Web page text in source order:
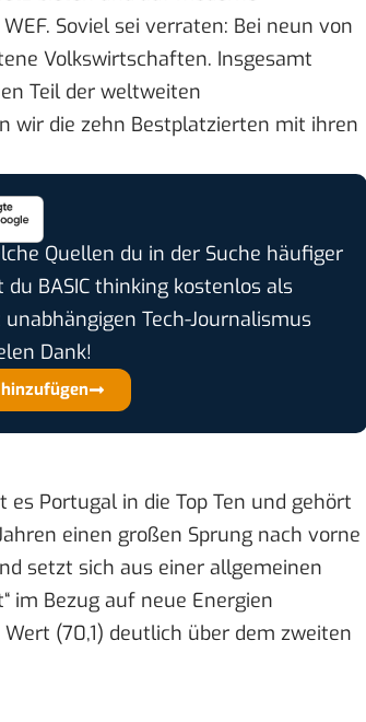
. Soviel sei verraten: Bei neun von
Volkswirtschaften. Insgesamt
Teil der weltweiten
wir die zehn Bestplatzierten mit ihren
Quellen du in der Suche häufiger
BASIC thinking kostenlos als
Tech-Journalismus
Dank!
Portugal in die Top Ten und gehört
einen großen Sprung nach vorne
setzt sich aus einer allgemeinen
im Bezug auf neue Energien
(70,1) deutlich über dem zweiten